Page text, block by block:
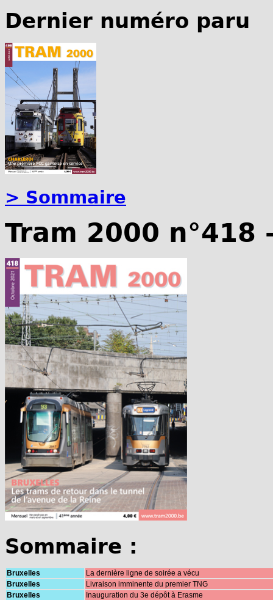
Dernier numéro paru
> Sommaire
Tram 2000 n°418
Sommaire :
Bruxelles
La dernière ligne de soirée a vécu
Bruxelles
Livraison imminente du premier TNG
Bruxelles
Inauguration du 3e dépôt à Erasme